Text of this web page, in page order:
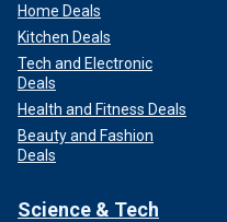
Home Deals
Kitchen Deals
Tech and Electronic
Deals
Health and Fitness Deals
Beauty and Fashion
Deals
Science & Tech